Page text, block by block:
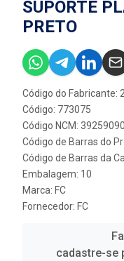
SUPORTE
PRETO
Código do Fabricante:
Código: 773075
Código NCM: 39259090
Código de Barras do
Código de Barras da
Embalagem: 10
Marca: FC
Fornecedor: FC
cadastre-se